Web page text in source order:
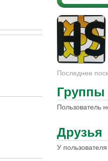
Последнее
Группы
Пользователь
Друзья
У